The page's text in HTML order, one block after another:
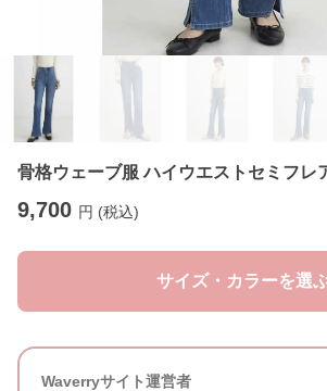
骨格ウェーブ服 ハイウエストセミフレ
9,700 円 (税込)
サイズ・カラーを選
Waverryサイト運営者